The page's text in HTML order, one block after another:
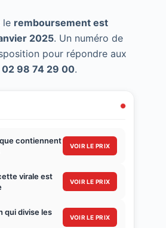
le remboursement est
2025. Un numéro de
pour répondre aux
02 98 74 29 00.
contiennent
VOIR LE PRIX
virale est
VOIR LE PRIX
qui divise les
VOIR LE PRIX